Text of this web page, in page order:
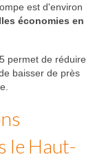
est d'environ
économies en
permet de réduire
baisser de près
le Haut-